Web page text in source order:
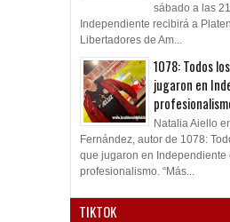
sábado a las
Independiente recibirá a
Libertadores de Am...
1078: Todos
jugaron en
Natalia Aiello
Fernández, autor de 1078:
que jugaron en Independiente
profesionalismo. “Más...
TIKTOK